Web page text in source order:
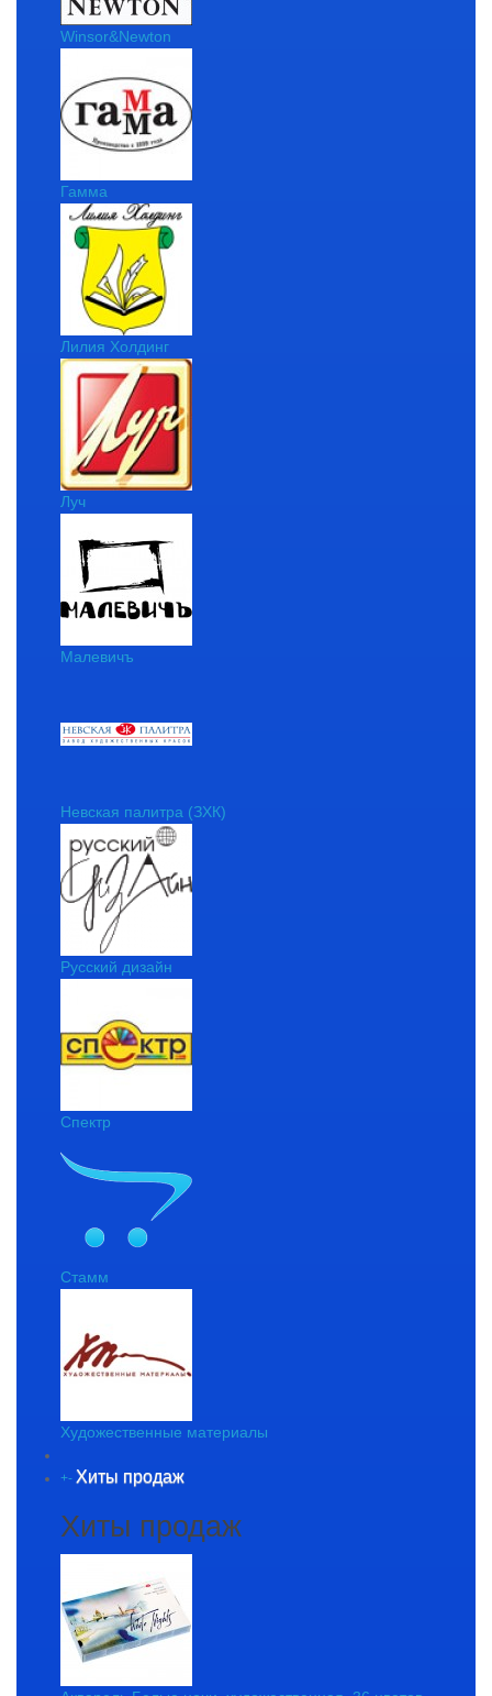
Winsor&Newton
Гамма
Лилия Холдинг
Луч
Малевичъ
Невская палитра (ЗХК)
Русский дизайн
Спектр
Стамм
Художественные материалы
+- Хиты продаж
Хиты продаж